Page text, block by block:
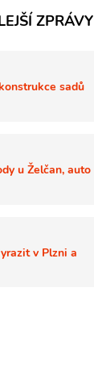
ZPRÁVY
sadů
u Želčan, auto
v Plzni a